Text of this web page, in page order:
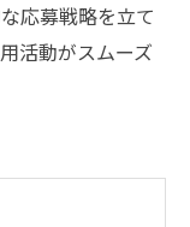
応募戦略を立て
活動がスムーズ